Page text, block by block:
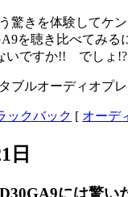
驚きを体験してケ
を聴き比べてみ
いですか!! でし
ブルオーディオプ
ックバック [ オーデ
日
には驚い